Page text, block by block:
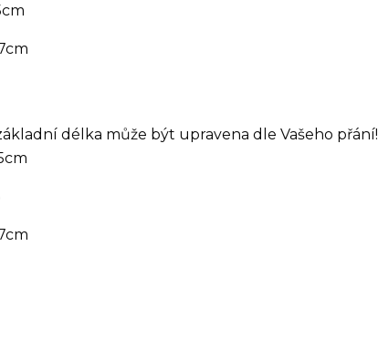
délka může být upravena dle Vašeho přání!